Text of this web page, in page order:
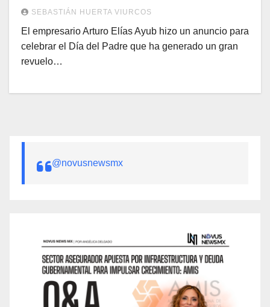
SEBASTIÁN HUERTA VIURCOS
El empresario Arturo Elías Ayub hizo un anuncio para
celebrar el Día del Padre que ha generado un gran
revuelo…
@novusnewsmx